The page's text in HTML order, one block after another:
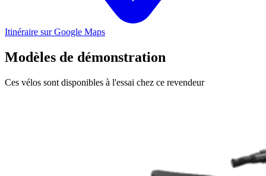
Itinéraire sur Google Maps
Modèles de démonstration
Ces vélos sont disponibles à l'essai chez ce revendeur